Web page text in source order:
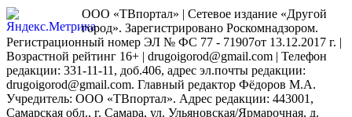
ООО «ТВпортал» | Сетевое издание «Другой
город». Зарегистрировано Роскомнадзором.
Регистрационный номер ЭЛ № ФС 77 - 71907от 13.12.2017 г. |
Возрастной рейтинг 16+ | drugoigorod@gmail.com | Телефон
редакции: 331-11-11, доб.406, адрес эл.почты редакции:
drugoigorod@gmail.com. Главный редактор Фёдоров М.А.
Учредитель: ООО «ТВпортал». Адрес редакции: 443001,
Самарская обл., г. Самара, ул. Ульяновская/Ярмарочная, д.